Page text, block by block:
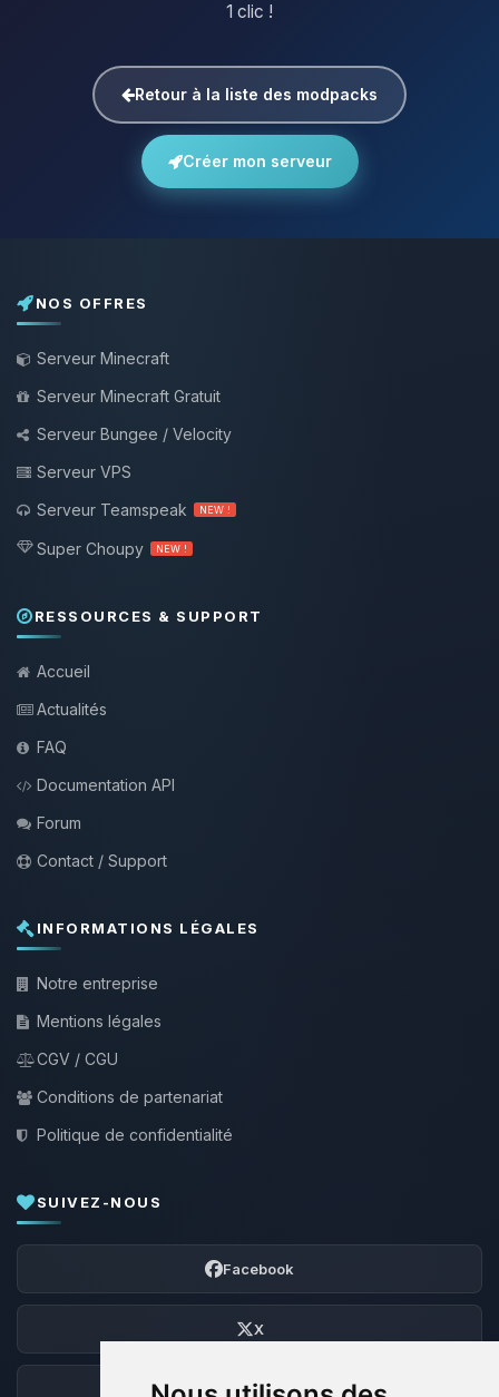
1 clic !
Retour à la liste des modpacks
Créer mon serveur
NOS OFFRES
Serveur Minecraft
Serveur Minecraft Gratuit
Serveur Bungee / Velocity
Serveur VPS
Serveur Teamspeak
NEW !
Super Choupy NEW !
RESSOURCES & SUPPORT
Accueil
Actualités
FAQ
Documentation API
Forum
Contact / Support
INFORMATIONS LÉGALES
Notre entreprise
Mentions légales
CGV / CGU
Conditions de partenariat
Politique de confidentialité
SUIVEZ-NOUS
Facebook
X
Discord